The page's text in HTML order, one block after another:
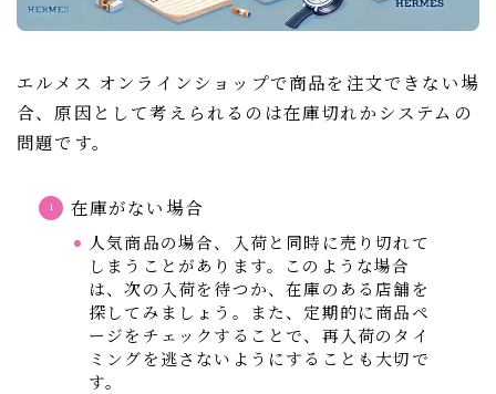
エルメス オンラインショップで商品を注文できない場
合、原因として考えられるのは在庫切れかシステムの
問題です。
在庫がない場合
人気商品の場合、入荷と同時に売り切れて
しまうことがあります。このような場合
は、次の入荷を待つか、在庫のある店舗を
探してみましょう。また、定期的に商品ペ
ージをチェックすることで、再入荷のタイ
ミングを逃さないようにすることも大切で
す。